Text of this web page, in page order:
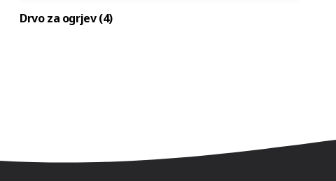
Drvo za ogrjev (4)